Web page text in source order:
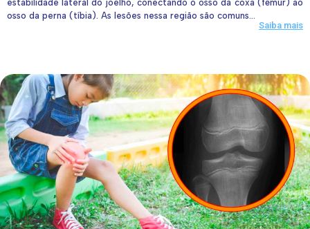
estabilidade lateral do joelho, conectando o osso da coxa (fêmur) ao
osso da perna (tíbia). As lesões nessa região são comuns...
Saiba mais